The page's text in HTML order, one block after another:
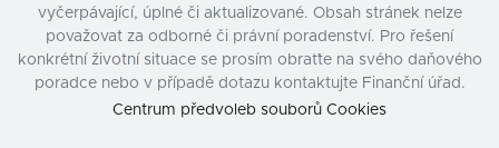
vyčerpávající, úplné či aktualizované. Obsah stránek nelze
považovat za odborné či právní poradenství. Pro řešení
konkrétní životní situace se prosím obraťte na svého daňového
poradce nebo v případě dotazu kontaktujte Finanční úřad.
Centrum předvoleb souborů Cookies